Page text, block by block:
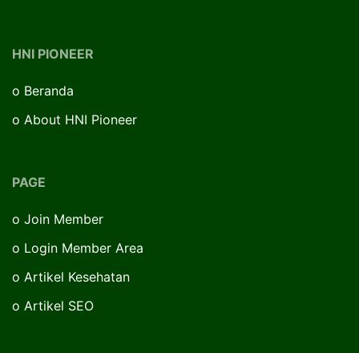
HNI PIONEER
o Beranda
o About HNI Pioneer
PAGE
o Join Member
o Login Member Area
o Artikel Kesehatan
o Artikel SEO